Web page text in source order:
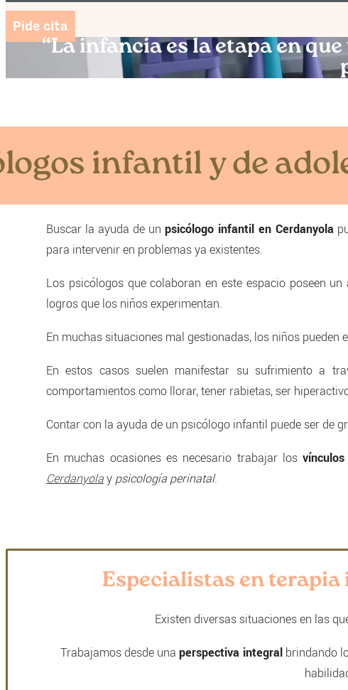
Pide cita
“La infancia es la etapa en
infantil y de
Buscar la ayuda de un psicólogo infantil en Cerdanyola
para intervenir en problemas ya existentes.
Los psicólogos que colaboran en este espacio poseen
logros que los niños experimentan.
En muchas situaciones mal gestionadas, los niños pueden
En estos casos suelen manifestar su sufrimiento a
comportamientos como llorar, tener rabietas, ser
Contar con la ayuda de un psicólogo infantil puede ser de
En muchas ocasiones es necesario trabajar los
Cerdanyolay psicología perinatal.
Especialistas en
Existen diversas situaciones en las
Trabajamos desde una perspectiva integralbrindando